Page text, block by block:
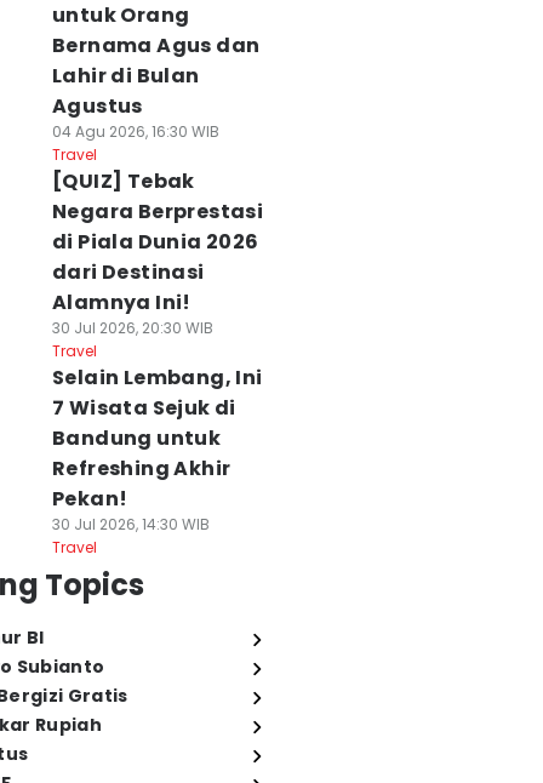
untuk Orang
Bernama Agus dan
Lahir di Bulan
Agustus
04 Agu 2026, 16:30 WIB
Travel
[QUIZ] Tebak
Negara Berprestasi
di Piala Dunia 2026
dari Destinasi
Alamnya Ini!
30 Jul 2026, 20:30 WIB
Travel
Selain Lembang, Ini
7 Wisata Sejuk di
Bandung untuk
Refreshing Akhir
Pekan!
30 Jul 2026, 14:30 WIB
Travel
Topics
BI
Subianto
Gratis
Rupiah